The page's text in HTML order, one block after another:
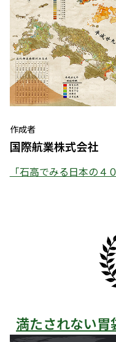
作成者
国際航業株式会社
「石高でみる日本の４
満たされない胃